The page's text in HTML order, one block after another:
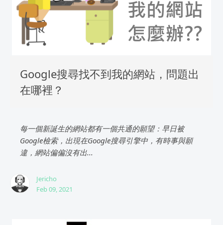
Google搜尋找不到我的網站，問題出
在哪裡？
每一個新誕生的網站都有一個共通的願望：早日被
Google檢索，出現在Google搜尋引擎中，有時事與願
違，網站偏偏沒有出...
Jericho
Feb 09, 2021